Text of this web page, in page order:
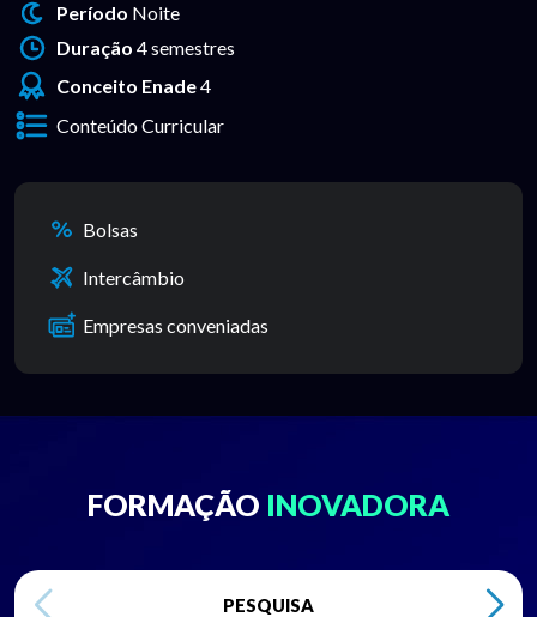
Período Noite
Duração 4 semestres
Conceito Enade4
Conteúdo Curricular
Bolsas
Intercâmbio
Empresas conveniadas
FORMAÇÃO INOVADORA
PESQUISA